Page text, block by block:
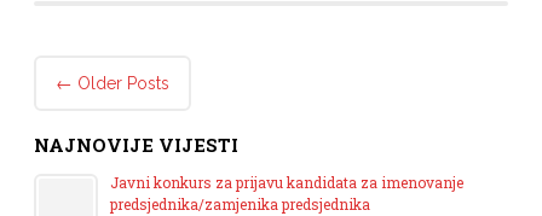
Post navigation
← Older Posts
NAJNOVIJE VIJESTI
Javni konkurs za prijavu kandidata za imenovanje
predsjednika/zamjenika predsjednika